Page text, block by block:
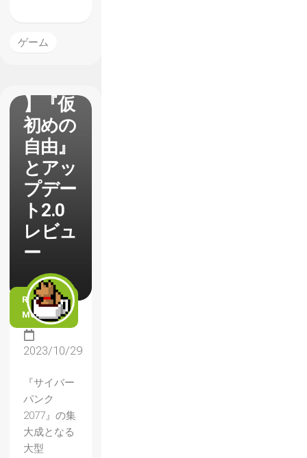
ゲーム
【サイ
バーパ
】『仮
初めの
自由』
とアッ
プデー
ト2.0
レビュ
ー
READ
MORE
2023/10/29
『サイバー
パンク
2077』の集
大成となる
大型